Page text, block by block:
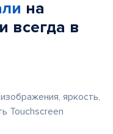
на
всегда в
яркость,
Touchscreen